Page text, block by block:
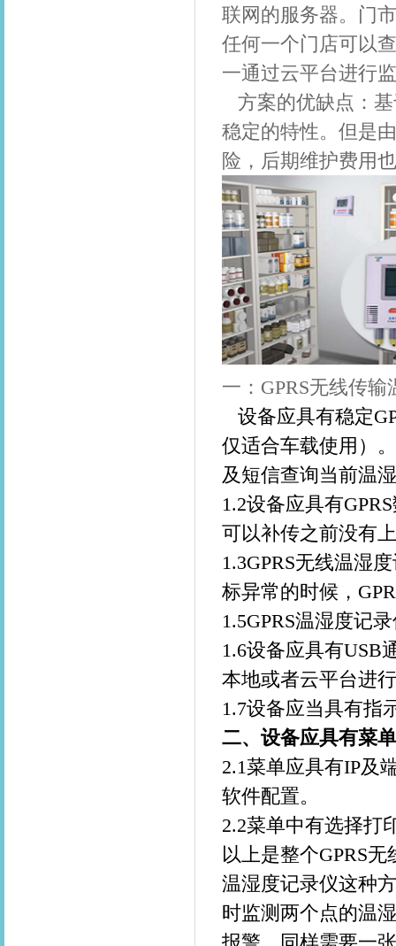
联网的服务器。门
任何一个门店可以
一通过云平台进行
方案的优缺点：
稳定的特性。但是
险，后期维护费用
一： GPRS无线传输
设备应具有稳定
仅适合车载使用）
及短信查询当前温
1.2设备应具有GPRS
可以补传之前没有
1.3GPRS无线温湿
标异常的时候，
1.5GPRS温湿度记
1.6设备应具有USB
本地或者云平台进
1.7设备应当具有指
二、设备应具有菜
2.1菜单应具有IP及
软件配置。
2.2菜单中有选择打
以上是整个GPRS
温湿度记录仪这种
时监测两个点的温